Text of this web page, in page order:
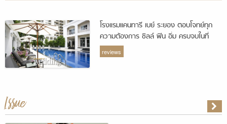
โรงแรมแคนทารี เบย์ ระยอง ตอบโจทย์ทุก
ความต้องการ ชิลล์ ฟิน อิ่ม ครบจบในที่
เดียว
reviews
Issue